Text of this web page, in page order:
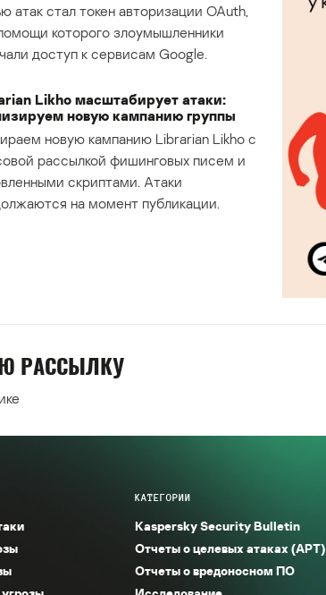
атак стал токен авторизации OAuth,
которого злоумышленники
доступ к сервисам Google.
Likho масштабирует атаки:
новую кампанию группы
новую кампанию Librarian Likho с
рассылкой фишинговых писем и
скриптами. Атаки
на момент публикации.
РАССЫЛКУ
КАТЕГОРИИ
Kaspersky Security Bulletin
Отчеты о целевых атаках (APT)
Отчеты о вредоносном ПО